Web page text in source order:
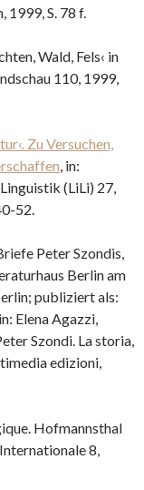
1999, S. 78 f.
Wald, Fels‹ in
110, 1999,
Zu Versuchen,
, in:
(LiLi) 27,
52.
Peter Szondis,
Berlin am
publiziert als:
Elena Agazzi,
Szondi. La storia,
edizioni,
Hofmannsthal
8,